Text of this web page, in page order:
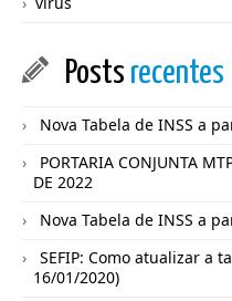
Posts recentes
Nova Tabela de INSS a
PORTARIA CONJUNTA
DE 2022
Nova Tabela de INSS a
SEFIP: Como atualizar a
16/01/2020)